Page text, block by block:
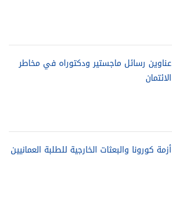
عناوين رسائل ماجستير ودكتوراه في مخاطر
الائتمان
أزمة كورونا والبعثات الخارجية للطلبة العمانيين